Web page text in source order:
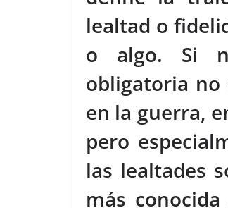
lealtad o
o algo. Si
obligatoria
en la guerra,
pero
las lealtades
más